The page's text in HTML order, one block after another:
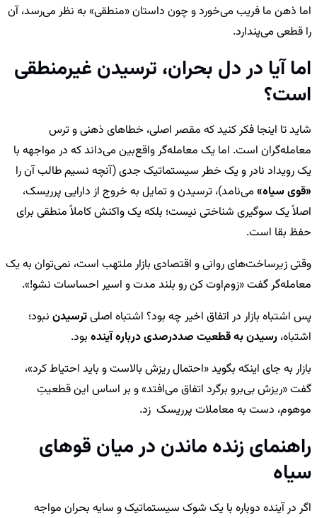
اما ذهن ما فریب می‌خورد و چون داستان «منطقی» به نظر می‌رسد، آن
را قطعی می‌پندارد.
اما آیا در دل بحران، ترسیدن غیرمنطقی
است؟
شاید تا اینجا فکر کنید که مقصر اصلی، خطاهای ذهنی و ترس
معامله‌گران است. اما یک معامله‌گر واقع‌بین می‌داند که در مواجهه با
یک رویداد نادر و یک خطر سیستماتیک جدی (آنچه نسیم طالب آن را
«قوی سیاه» می‌نامد)، ترسیدن و تمایل به خروج از دارایی پرریسک،
اصلاً یک سوگیری شناختی نیست؛ بلکه یک واکنش کاملاً منطقی برای
حفظ بقا است.
وقتی زیرساخت‌های روانی و اقتصادی بازار ملتهب است، نمی‌توان به یک
معامله‌گر گفت «زوم‌اوت کن رو بلند مدت و اسیر احساسات نشو!».
پس اشتباه بازار در اتفاق اخیر چه بود؟ اشتباه اصلیترسیدن نبود؛
اشتباه، رسیدن به قطعیت صددرصدی درباره آینده بود.
بازار به جای اینکه بگوید «احتمال ریزش بالاست و باید احتیاط کرد»،
گفت «ریزش بی‌برو برگرد اتفاق می‌افتد» و بر اساس این قطعیتِ
موهوم، دست به معاملات پرریسک زد.
راهنمای زنده ماندن در میان قوهای
سیاه
اگر در آینده دوباره با یک شوک سیستماتیک و سایه بحران مواجه